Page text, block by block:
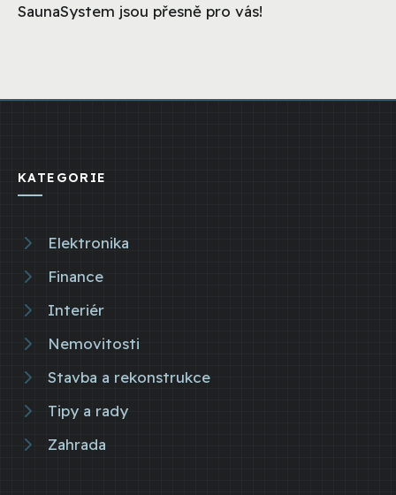
SaunaSystem jsou přesně pro vás!
KATEGORIE
Elektronika
Finance
Interiér
Nemovitosti
Stavba a rekonstrukce
Tipy a rady
Zahrada